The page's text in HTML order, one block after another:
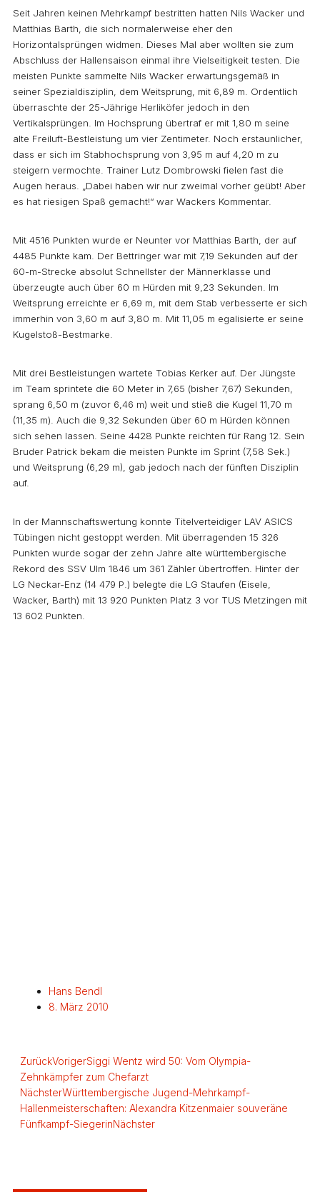
Seit Jahren keinen Mehrkampf bestritten hatten Nils Wacker und
Matthias Barth, die sich normalerweise eher den
Horizontalsprüngen widmen. Dieses Mal aber wollten sie zum
Abschluss der Hallensaison einmal ihre Vielseitigkeit testen. Die
meisten Punkte sammelte Nils Wacker erwartungsgemäß in
seiner Spezialdisziplin, dem Weitsprung, mit 6,89 m. Ordentlich
überraschte der 25-Jährige Herliköfer jedoch in den
Vertikalsprüngen. Im Hochsprung übertraf er mit 1,80 m seine
alte Freiluft-Bestleistung um vier Zentimeter. Noch erstaunlicher,
dass er sich im Stabhochsprung von 3,95 m auf 4,20 m zu
steigern vermochte. Trainer Lutz Dombrowski fielen fast die
Augen heraus. „Dabei haben wir nur zweimal vorher geübt! Aber
es hat riesigen Spaß gemacht!“ war Wackers Kommentar.
Mit 4516 Punkten wurde er Neunter vor Matthias Barth, der auf
4485 Punkte kam. Der Bettringer war mit 7,19 Sekunden auf der
60-m-Strecke absolut Schnellster der Männerklasse und
überzeugte auch über 60 m Hürden mit 9,23 Sekunden. Im
Weitsprung erreichte er 6,69 m, mit dem Stab verbesserte er sich
immerhin von 3,60 m auf 3,80 m. Mit 11,05 m egalisierte er seine
Kugelstoß-Bestmarke.
Mit drei Bestleistungen wartete Tobias Kerker auf. Der Jüngste
im Team sprintete die 60 Meter in 7,65 (bisher 7,67) Sekunden,
sprang 6,50 m (zuvor 6,46 m) weit und stieß die Kugel 11,70 m
(11,35 m). Auch die 9,32 Sekunden über 60 m Hürden können
sich sehen lassen. Seine 4428 Punkte reichten für Rang 12. Sein
Bruder Patrick bekam die meisten Punkte im Sprint (7,58 Sek.)
und Weitsprung (6,29 m), gab jedoch nach der fünften Disziplin
auf.
In der Mannschaftswertung konnte Titelverteidiger LAV ASICS
Tübingen nicht gestoppt werden. Mit überragenden 15 326
Punkten wurde sogar der zehn Jahre alte württembergische
Rekord des SSV Ulm 1846 um 361 Zähler übertroffen. Hinter der
LG Neckar-Enz (14 479 P.) belegte die LG Staufen (Eisele,
Wacker, Barth) mit 13 920 Punkten Platz 3 vor TUS Metzingen mit
13 602 Punkten.
Hans Bendl
8. März 2010
ZurückVorigerSiggi Wentz wird 50: Vom Olympia-
Zehnkämpfer zum Chefarzt
NächsterWürttembergische Jugend-Mehrkampf-
Hallenmeisterschaften: Alexandra Kitzenmaier souveräne
Fünfkampf-SiegerinNächster